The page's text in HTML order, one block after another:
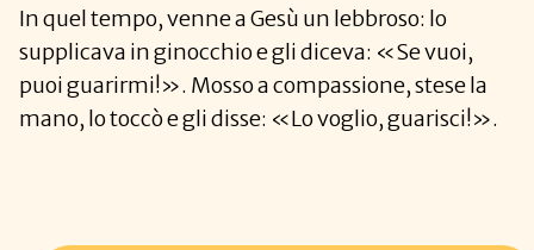
In quel tempo, venne a Gesù un lebbroso: lo
supplicava in ginocchio e gli diceva: «Se vuoi,
puoi guarirmi!». Mosso a compassione, stese la
mano, lo toccò e gli disse: «Lo voglio, guarisci!».